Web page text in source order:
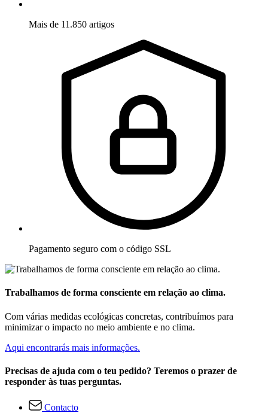
Mais de 11.850 artigos
Pagamento seguro com o código SSL
Trabalhamos de forma consciente em relação ao clima.
Com várias medidas ecológicas concretas, contribuímos para
minimizar o impacto no meio ambiente e no clima.
Aqui encontrarás mais informações.
Precisas de ajuda com o teu pedido? Teremos o prazer de
responder às tuas perguntas.
Contacto